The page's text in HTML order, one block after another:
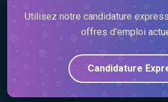
Utilisez notre candidature
offres d'emploi
Candidature